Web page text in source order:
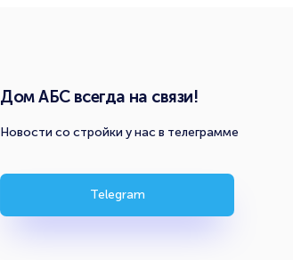
Дом АБС всегда на связи!
Новости со стройки у нас в телеграмме
Telegram